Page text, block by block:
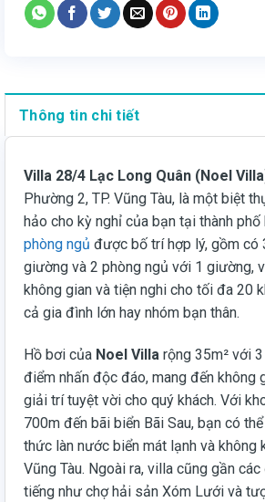
Thông tin chi tiết
Villa 28/4 Lạc Long Quân (Noel
Phường 2, TP. Vũng Tàu, là một biệt
hảo cho kỳ nghỉ của bạn tại thành phố
phòng ngủ được bố trí hợp lý, gồm có
giường và 2 phòng ngủ với 1 giường,
không gian và tiện nghi cho tối đa 20
cả gia đình lớn hay nhóm bạn thân.
Hồ bơi của Noel Villa rộng 35m² với
điểm nhấn độc đáo, mang đến không
giải trí tuyệt vời cho quý khách. Với
700m đến bãi biển Bãi Sau, bạn có
thức làn nước biển mát lạnh và không
Vũng Tàu. Ngoài ra, villa cũng gần
tiếng như chợ hải sản Xóm Lưới và